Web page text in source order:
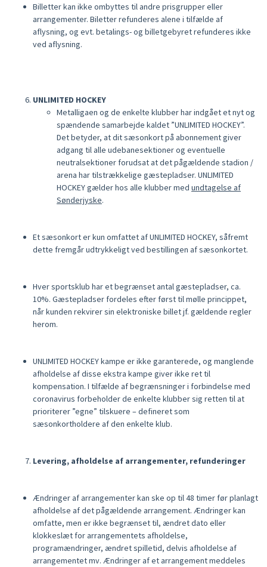
Billetter kan ikke ombyttes til andre prisgrupper eller
arrangementer. Biletter refunderes alene i tilfælde af
aflysning, og evt. betalings- og billetgebyret refunderes ikke
ved aflysning.
UNLIMITED HOCKEY
Metalligaen og de enkelte klubber har indgået et nyt og
spændende samarbejde kaldet ”UNLIMITED HOCKEY”.
Det betyder, at dit sæsonkort på abonnement giver
adgang til alle udebanesektioner og eventuelle
neutralsektioner forudsat at det pågældende stadion /
arena har tilstrækkelige gæstepladser. UNLIMITED
HOCKEY gælder hos alle klubber med undtagelse af
Sønderjyske.
Et sæsonkort er kun omfattet af UNLIMITED HOCKEY, såfremt
dette fremgår udtrykkeligt ved bestillingen af sæsonkortet.
Hver sportsklub har et begrænset antal gæstepladser, ca.
10%. Gæstepladser fordeles efter først til mølle princippet,
når kunden rekvirer sin elektroniske billet jf. gældende regler
herom.
UNLIMITED HOCKEY kampe er ikke garanterede, og manglende
afholdelse af disse ekstra kampe giver ikke ret til
kompensation. I tilfælde af begrænsninger i forbindelse med
coronavirus forbeholder de enkelte klubber sig retten til at
prioriterer ”egne” tilskuere – defineret som
sæsonkortholdere af den enkelte klub.
Levering, afholdelse af arrangementer, refunderinger
Ændringer af arrangementer kan ske op til 48 timer før planlagt
afholdelse af det pågældende arrangement. Ændringer kan
omfatte, men er ikke begrænset til, ændret dato eller
klokkeslæt for arrangementets afholdelse,
programændringer, ændret spilletid, delvis afholdelse af
arrangementet mv. Ændringer af et arrangement meddeles